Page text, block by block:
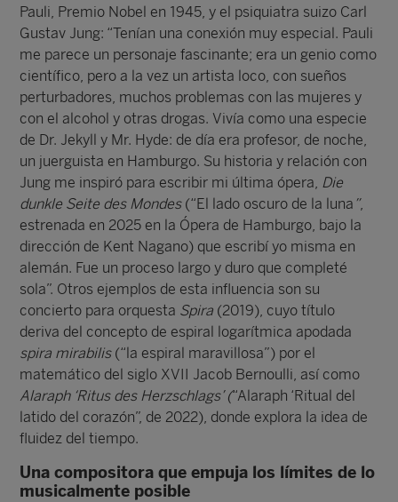
Pauli, Premio Nobel en 1945, y el psiquiatra suizo Carl
Gustav Jung: “Tenían una conexión muy especial. Pauli
me parece un personaje fascinante; era un genio como
científico, pero a la vez un artista loco, con sueños
perturbadores, muchos problemas con las mujeres y
con el alcohol y otras drogas. Vivía como una especie
de Dr. Jekyll y Mr. Hyde: de día era profesor, de noche,
un juerguista en Hamburgo. Su historia y relación con
Jung me inspiró para escribir mi última ópera, Die
dunkle Seite des Mondes(“El lado oscuro de la luna ”,
estrenada en 2025 en la Ópera de Hamburgo, bajo la
dirección de Kent Nagano) que escribí yo misma en
alemán. Fue un proceso largo y duro que completé
sola”. Otros ejemplos de esta influencia son su
concierto para orquesta Spira (2019), cuyo título
deriva del concepto de espiral logarítmica apodada
spira mirabilis(“la espiral maravillosa”) por el
matemático del siglo XVII Jacob Bernoulli, así como
Alaraph ‘Ritus des Herzschlags’ (“Alaraph ‘Ritual del
latido del corazón”, de 2022), donde explora la idea de
fluidez del tiempo.
Una compositora que empuja los límites de lo
musicalmente posible